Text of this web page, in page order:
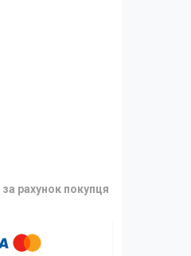
за рахунок покупця